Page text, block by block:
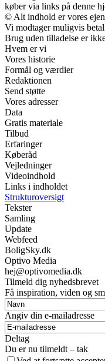
køber via links på denne
© Alt indhold er vores
Vi modtager muligvis
Brug uden tilladelse er
Hvem er vi
Vores historie
Formål og værdier
Redaktionen
Send støtte
Vores adresser
Data
Gratis materiale
Tilbud
Erfaringer
Køberåd
Vejledninger
Videoindhold
Links i indholdet
Strukturoversigt
Tekster
Samling
Update
Webfeed
BoligSky.dk
Optivo Media
hej@optivomedia.dk
Tilmeld dig nyhedsbrevet
Få inspiration, viden og
Angiv din e-mailadresse
Deltag
Du er nu tilmeldt – tak